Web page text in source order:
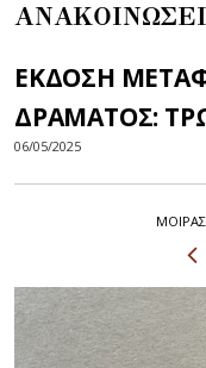
ΕΚΔΟΣΗ
ΔΡΑΜΑΤΟΣ:
06/05/2025